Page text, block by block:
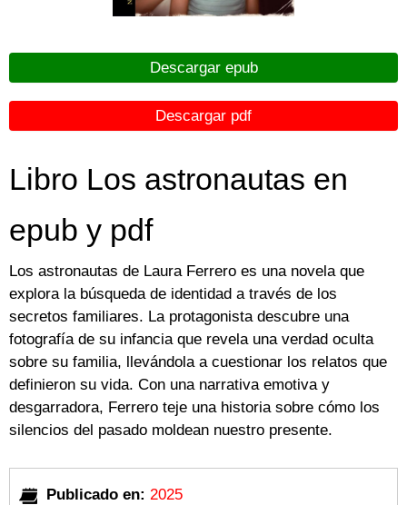
Descargar epub
Descargar pdf
Libro Los astronautas en
epub y pdf
Los astronautas de Laura Ferrero es una novela que
explora la búsqueda de identidad a través de los
secretos familiares. La protagonista descubre una
fotografía de su infancia que revela una verdad oculta
sobre su familia, llevándola a cuestionar los relatos que
definieron su vida. Con una narrativa emotiva y
desgarradora, Ferrero teje una historia sobre cómo los
silencios del pasado moldean nuestro presente.
Publicado en: 2025